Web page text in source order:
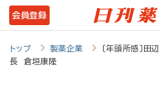
メ
イ
会員登録
トップ 製薬企業
〔年頭所感〕
長 倉垣康隆